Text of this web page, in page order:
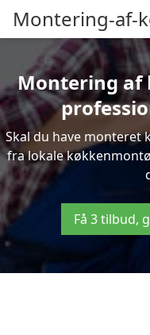
Montering-af-
Montering af
Skal du have monteret
fra lokale
Få 3 tilbud,